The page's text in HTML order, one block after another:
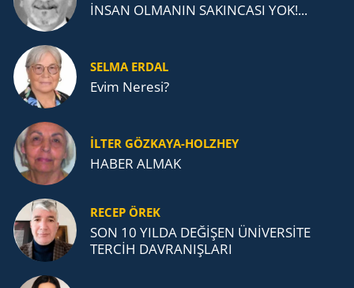
İNSAN OLMANIN SAKINCASI YOK!...
SELMA ERDAL
Evim Neresi?
İLTER GÖZKAYA-HOLZHEY
HABER ALMAK
RECEP ÖREK
SON 10 YILDA DEĞİŞEN ÜNİVERSİTE
TERCİH DAVRANIŞLARI